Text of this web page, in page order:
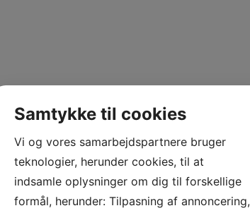
Samtykke til cookies
Vi og vores samarbejdspartnere bruger
teknologier, herunder cookies, til at
indsamle oplysninger om dig til forskellige
formål, herunder: Tilpasning af annoncering,